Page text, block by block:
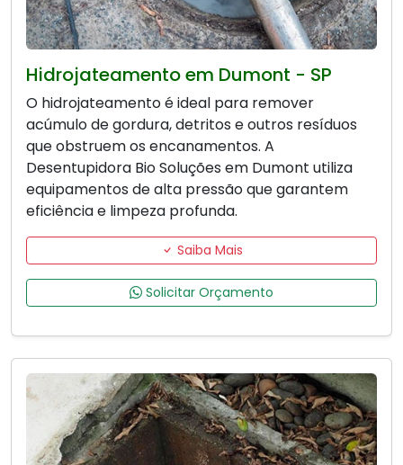
Hidrojateamento em Dumont - SP
O hidrojateamento é ideal para remover
acúmulo de gordura, detritos e outros resíduos
que obstruem os encanamentos. A
Desentupidora Bio Soluções em Dumont utiliza
equipamentos de alta pressão que garantem
eficiência e limpeza profunda.
Saiba Mais
Solicitar Orçamento